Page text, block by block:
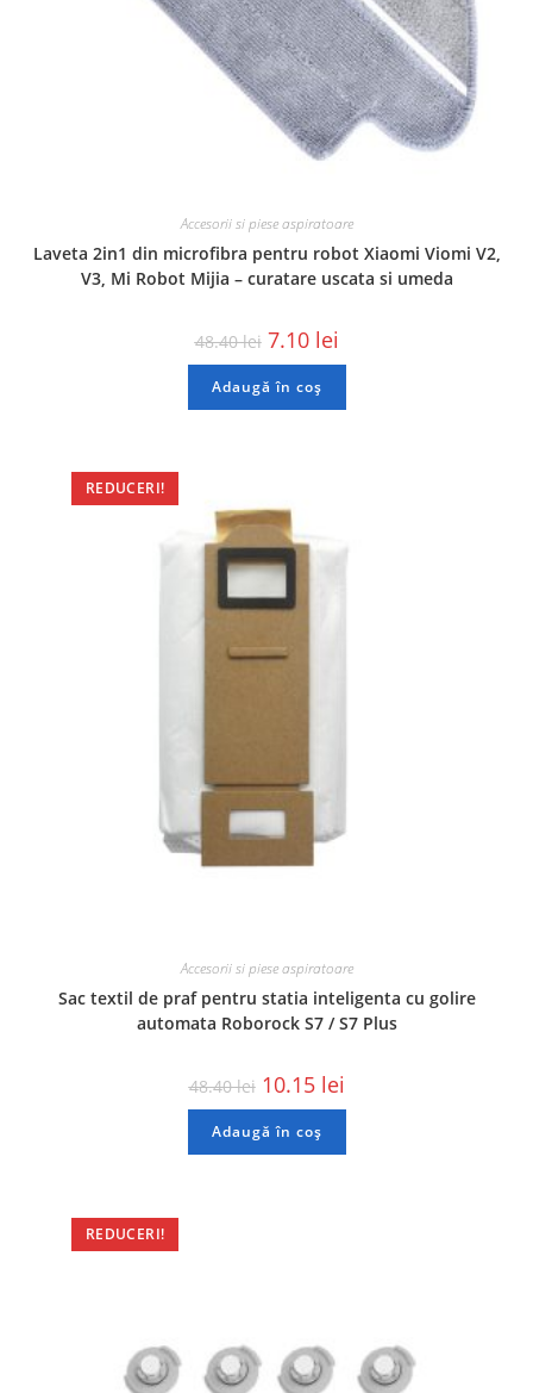
Accesorii si piese aspiratoare
Laveta 2in1 din microfibra pentru robot Xiaomi Viomi V2,
V3, Mi Robot Mijia – curatare uscata si umeda
48.40lei 7.10 lei
Adaugă în coș
REDUCERI!
Accesorii si piese aspiratoare
Sac textil de praf pentru statia inteligenta cu golire
automata Roborock S7 / S7 Plus
48.40lei 10.15 lei
Adaugă în coș
REDUCERI!